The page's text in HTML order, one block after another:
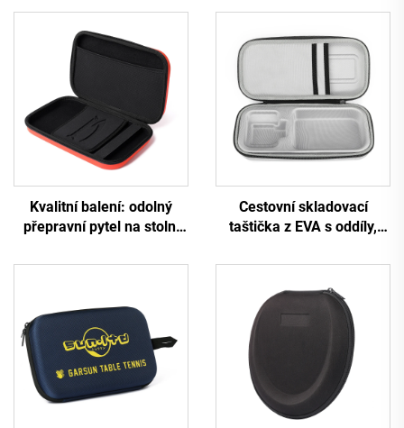
Kvalitní balení: odolný
přepravní pytel na stolní
individuální taštička na
Cestovní skladovací
taštička z EVA s oddíly,
pouzdro z EVA, dle přání
zákazníka